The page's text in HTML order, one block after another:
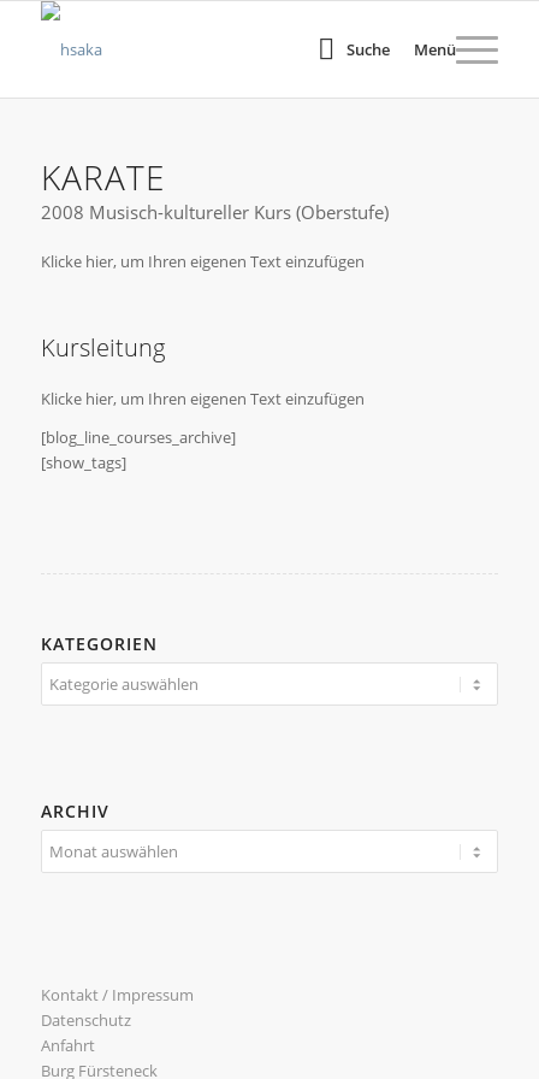
Suche Menü
KARATE
2008 Musisch-kultureller Kurs (Oberstufe)
Klicke hier, um Ihren eigenen Text einzufügen
Kursleitung
Klicke hier, um Ihren eigenen Text einzufügen
[blog_line_courses_archive]
[show_tags]
KATEGORIEN
Kategorien
ARCHIV
Kontakt / Impressum
Datenschutz
Anfahrt
Burg Fürsteneck